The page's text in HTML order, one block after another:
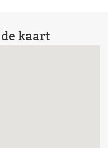
kaart